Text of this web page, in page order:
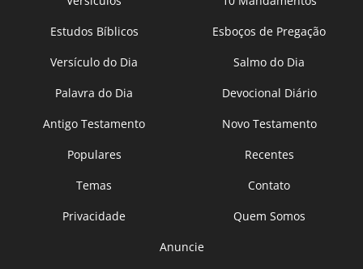
Estudos Bíblicos
Esboços de Pregação
Versículo do Dia
Salmo do Dia
Palavra do Dia
Devocional Diário
Antigo Testamento
Novo Testamento
Populares
Recentes
Temas
Contato
Privacidade
Quem Somos
Anuncie